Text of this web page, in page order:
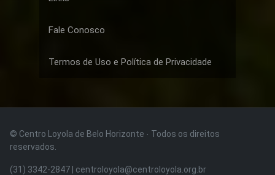
Fale Conosco
Termos de Uso e Política de Privacidade
© Centro Loyola de Belo Horizonte · Todos os direitos
reservados.
(31) 3342-2847 | centroloyola@centroloyola.org.br